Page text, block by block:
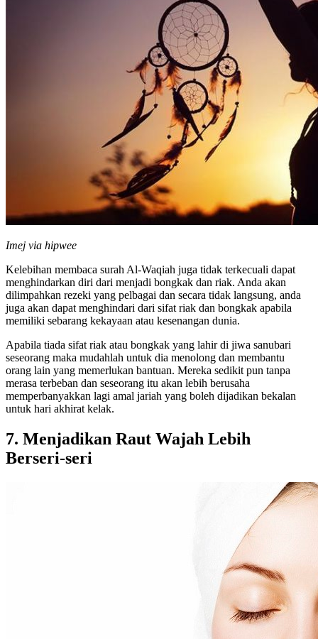
Imej via hipwee
Kelebihan membaca surah Al-Waqiah juga tidak terkecuali dapat
menghindarkan diri dari menjadi bongkak dan riak. Anda akan
dilimpahkan rezeki yang pelbagai dan secara tidak langsung, anda
juga akan dapat menghindari dari sifat riak dan bongkak apabila
memiliki sebarang kekayaan atau kesenangan dunia.
Apabila tiada sifat riak atau bongkak yang lahir di jiwa sanubari
seseorang maka mudahlah untuk dia menolong dan membantu
orang lain yang memerlukan bantuan. Mereka sedikit pun tanpa
merasa terbeban dan seseorang itu akan lebih berusaha
memperbanyakkan lagi amal jariah yang boleh dijadikan bekalan
untuk hari akhirat kelak.
7. Menjadikan Raut Wajah Lebih
Berseri-seri